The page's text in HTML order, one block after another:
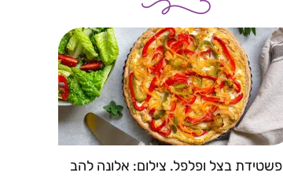
פשטידת בצל ופלפל. צילום: אלונה להב